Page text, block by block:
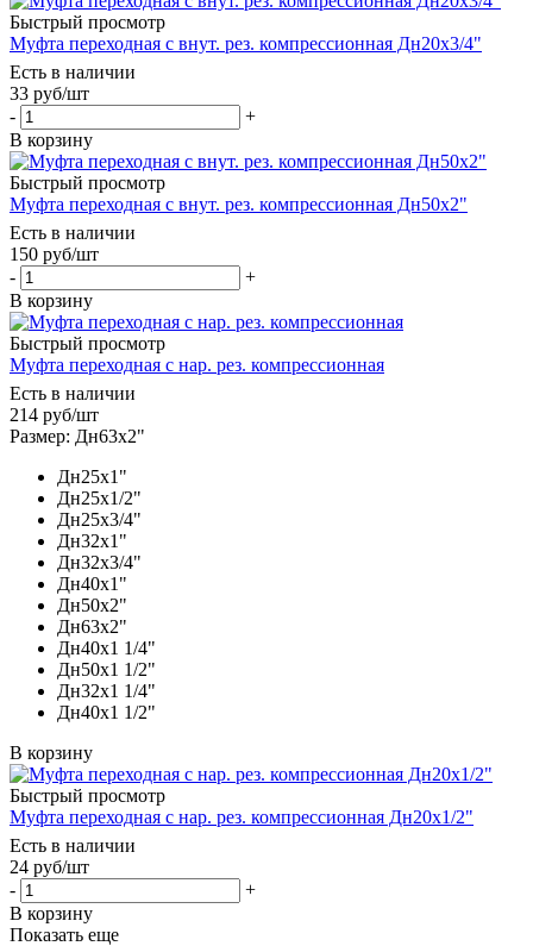
Быстрый просмотр
Муфта переходная c внут. рез. компрессионная Дн20х3/4"
Есть в наличии
33 руб/шт
-
+
В корзину
Быстрый просмотр
Муфта переходная c внут. рез. компрессионная Дн50х2"
Есть в наличии
150 руб/шт
-
+
В корзину
Быстрый просмотр
Муфта переходная c нар. рез. компрессионная
Есть в наличии
214 руб/шт
Размер: Дн63х2"
Дн25х1"
Дн25х1/2"
Дн25х3/4"
Дн32х1"
Дн32х3/4"
Дн40х1"
Дн50х2"
Дн63х2"
Дн40х1 1/4"
Дн50х1 1/2"
Дн32х1 1/4"
Дн40х1 1/2"
В корзину
Быстрый просмотр
Муфта переходная c нар. рез. компрессионная Дн20х1/2"
Есть в наличии
24 руб/шт
-
+
В корзину
Показать еще